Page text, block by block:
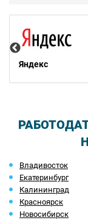
Яндекс
Владивосток
Екатеринбург
Калининград
Красноярск
Новосибирск